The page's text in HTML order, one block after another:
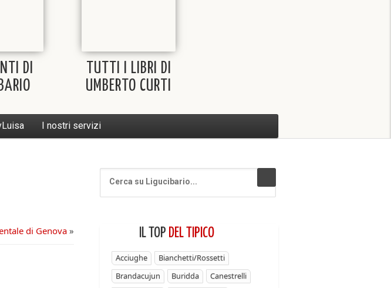
DI
TUTTI I LIBRI DI
UMBERTO CURTI
I nostri servizi
di Genova » IL TOP DEL TIPICO
Acciughe
Bianchetti/Rossetti
Brandacujun
Buridda
Canestrelli